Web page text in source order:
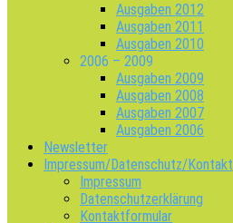
Ausgaben 2012
Ausgaben 2011
Ausgaben 2010
2006 – 2009
Ausgaben 2009
Ausgaben 2008
Ausgaben 2007
Ausgaben 2006
Newsletter
Impressum/Datenschutz/Kontakt
Impressum
Datenschutzerklärung
Kontaktformular